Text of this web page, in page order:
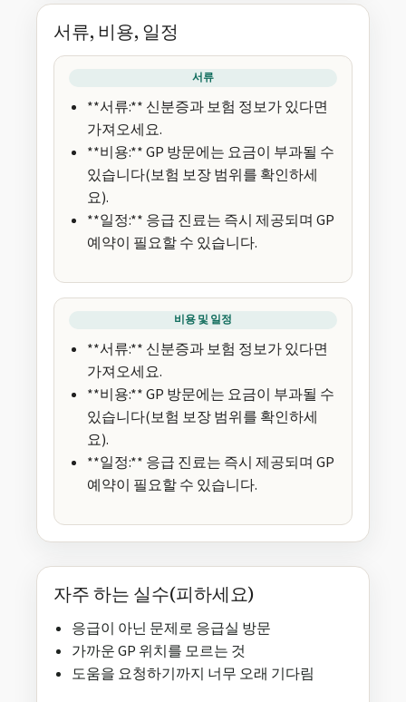
서류, 비용, 일정
서류
**서류:** 신분증과 보험 정보가 있다면
가져오세요.
**비용:** GP 방문에는 요금이 부과될 수
있습니다(보험 보장 범위를 확인하세
요).
**일정:** 응급 진료는 즉시 제공되며 GP
예약이 필요할 수 있습니다.
비용 및 일정
**서류:** 신분증과 보험 정보가 있다면
가져오세요.
**비용:** GP 방문에는 요금이 부과될 수
있습니다(보험 보장 범위를 확인하세
요).
**일정:** 응급 진료는 즉시 제공되며 GP
예약이 필요할 수 있습니다.
자주 하는 실수(피하세요)
응급이 아닌 문제로 응급실 방문
가까운 GP 위치를 모르는 것
도움을 요청하기까지 너무 오래 기다림